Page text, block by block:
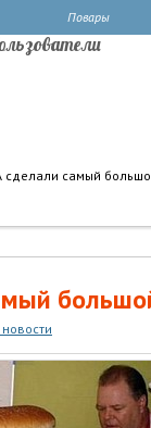
Повары
самый